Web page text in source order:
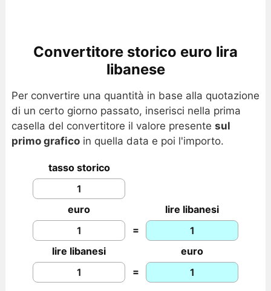
Convertitore storico euro lira
libanese
Per convertire una quantità in base alla quotazione
di un certo giorno passato, inserisci nella prima
casella del convertitore il valore presente sul
primo graficoin quella data e poi l'importo.
tasso storico
euro
lire libanesi
=
lire libanesi
euro
=